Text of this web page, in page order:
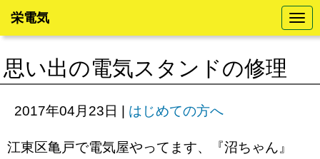
N
a
v
t
栄電気
思い出の電気スタンドの修理
2017年04月23日 | はじめての方へ
江東区亀戸で電気屋やってます、『沼ちゃん』